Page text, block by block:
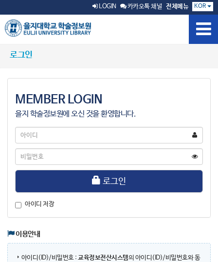
LOGIN 카카오톡 채널 전체메뉴 KOR
로그인
MEMBER LOGIN
을지 학술정보원에 오신 것을 환영합니다.
아
디
비
번
로그인
아이디 저장
이용안내
아이디(ID)/비밀번호 : 교육정보전산시스템의 아이디(ID)/비밀번호와 동